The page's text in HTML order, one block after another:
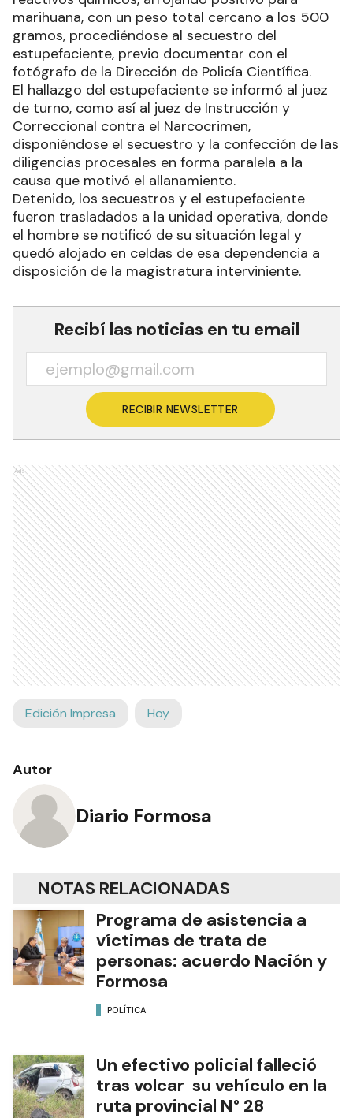
marihuana, con un peso total cercano a los 500
gramos, procediéndose al secuestro del
estupefaciente, previo documentar con el
fotógrafo de la Dirección de Policía Científica.
El hallazgo del estupefaciente se informó al juez
de turno, como así al juez de Instrucción y
Correccional contra el Narcocrimen,
disponiéndose el secuestro y la confección de las
diligencias procesales en forma paralela a la
causa que motivó el allanamiento.
Detenido, los secuestros y el estupefaciente
fueron trasladados a la unidad operativa, donde
el hombre se notificó de su situación legal y
quedó alojado en celdas de esa dependencia a
disposición de la magistratura interviniente.
Recibí las noticias en tu email
RECIBIR NEWSLETTER
Ads
Edición Impresa Hoy
Autor
Diario Formosa
NOTAS RELACIONADAS
Programa de asistencia a
víctimas de trata de
personas: acuerdo Nación y
Formosa
POLÍTICA
Un efectivo policial falleció
tras volcar su vehículo en la
ruta provincial N° 28